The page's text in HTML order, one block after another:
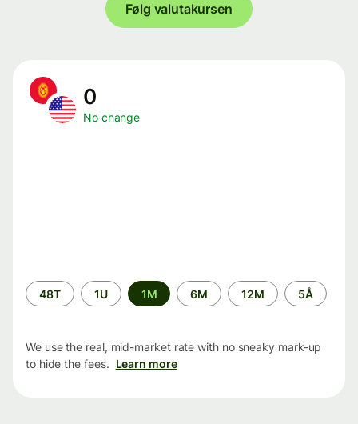
Følg valutakursen
0
No change
Time
period
48T 1U 1M 6M 12M 5Å
We use the real, mid-market rate with no sneaky mark-up
to hide the fees. Learn more